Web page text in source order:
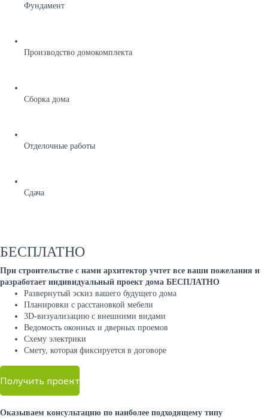
Фундамент
Производство домокомплекта
Сборка дома
Отделочные работы
Сдача
БЕСПЛАТНО
При строительстве с нами архитектор учтет все ваши пожелания и
разработает индивидуальный проект дома БЕСПЛАТНО
Развернутый эскиз вашего будущего дома
Планировки с расстановкой мебели
3D-визуализацию с внешними видами
Ведомость оконных и дверных проемов
Cхему электрики
Cмету, которая фиксируется в договоре
Получить проект
Оказываем консультацию по наиболее подходящему типу